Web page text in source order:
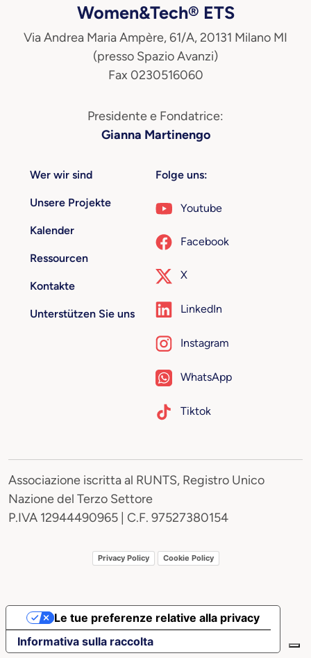
Women&Tech® ETS
Via Andrea Maria Ampère, 61/A, 20131 Milano MI
(presso Spazio Avanzi)
Fax 0230516060
Presidente e Fondatrice:
Gianna Martinengo
Wer wir sind
Unsere Projekte
Kalender
Ressourcen
Kontakte
Unterstützen Sie uns
Folge uns:
Youtube
Facebook
X
LinkedIn
Instagram
WhatsApp
Tiktok
Associazione iscritta al RUNTS, Registro Unico
Nazione del Terzo Settore
P.IVA 12944490965 | C.F. 97527380154
Privacy Policy Cookie Policy
Informativa sulla raccolta
Le tue preferenze relative alla privacy